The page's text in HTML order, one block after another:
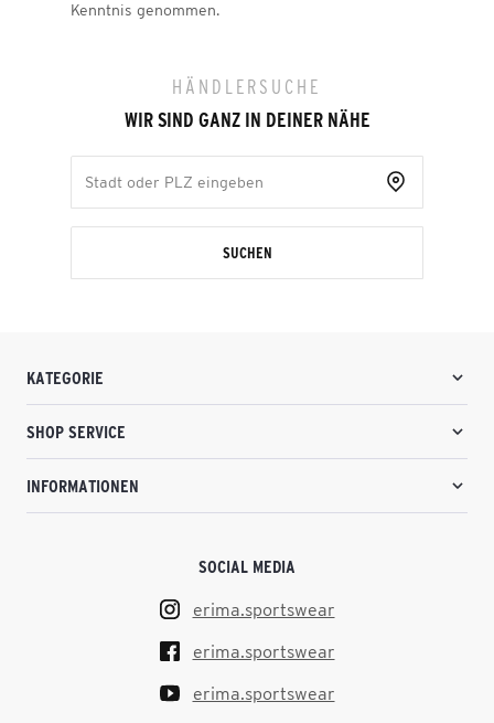
Kenntnis genommen.
HÄNDLERSUCHE
WIR SIND GANZ IN DEINER NÄHE
SUCHEN
KATEGORIE
SHOP SERVICE
INFORMATIONEN
SOCIAL MEDIA
erima.sportswear
erima.sportswear
erima.sportswear